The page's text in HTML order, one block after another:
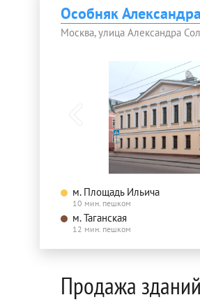
Особняк
Москва, улица Александра
м. Площадь Ильича
10 мин. пешком
м. Таганская
12 мин. пешком
Продажа